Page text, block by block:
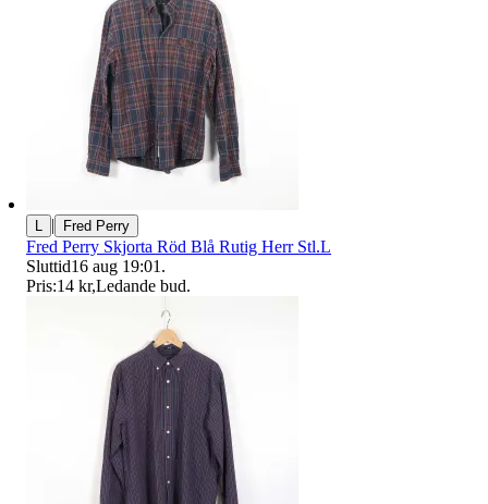
L | Fred Perry
Fred Perry Skjorta Röd Blå Rutig Herr Stl.L
Sluttid16 aug 19:01 .
Pris:14 kr,Ledande bud.